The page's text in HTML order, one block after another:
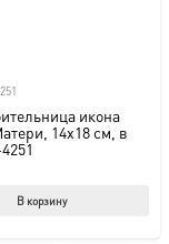
икона
14х18 см, в
В корзину